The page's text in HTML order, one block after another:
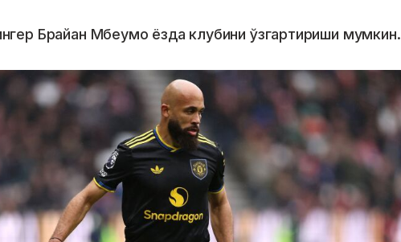
Брайан Мбеумо ёзда клубини ўзгартириши мумкин.